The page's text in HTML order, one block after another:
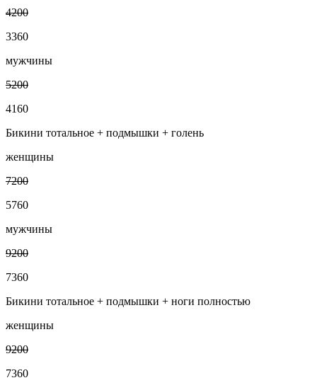
4200
3360
мужчины
5200
4160
Бикини тотальное + подмышки + голень
женщины
7200
5760
мужчины
9200
7360
Бикини тотальное + подмышки + ноги полностью
женщины
9200
7360